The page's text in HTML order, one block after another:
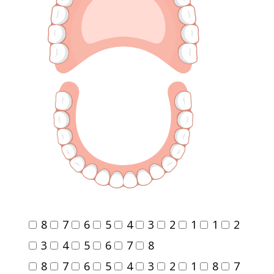
8 7 6 5 4 3 2 1 1
2
3
4 5 6 7
8
8
7 6 5 4 3 2 1 8 7